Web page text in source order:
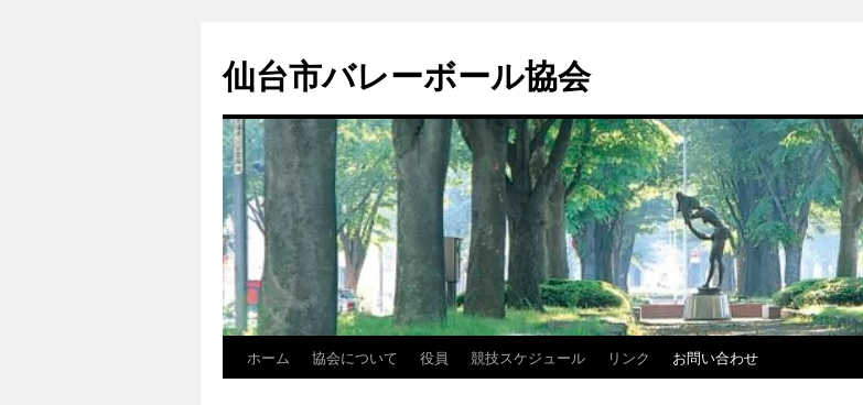
テ
ン
へ
ス
キ
ッ
プ
仙台市バレーボール協会
ホーム 協会について 役員 競技スケジュール リンク お問い合わせ